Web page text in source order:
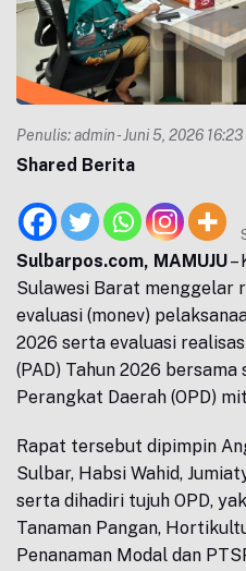
Penulis:admin- Juni 5, 2026 16:23
Shared Berita
Sulbarpos.com, MAMUJU–
Sulawesi Barat menggelar
evaluasi (monev)
2026 serta evaluasi
(PAD) Tahun 2026
Perangkat Daerah (OPD)
Rapat tersebut dipimpin
Sulbar, Habsi Wahid,
serta dihadiri tujuh OPD,
Tanaman Pangan,
Penanaman Modal dan